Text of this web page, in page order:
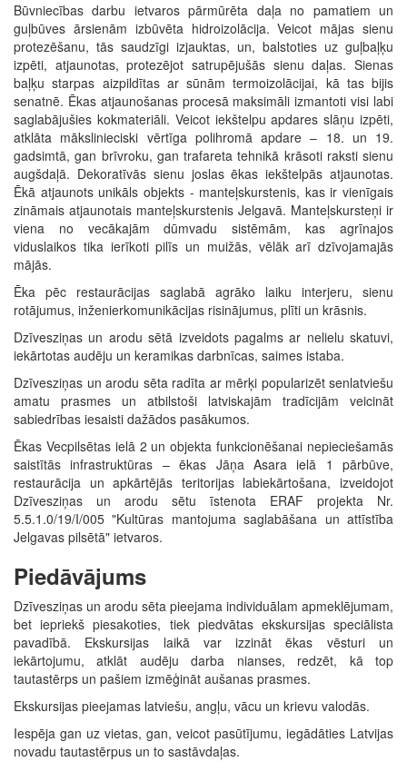
Būvniecības darbu ietvaros pārmūrēta daļa no pamatiem un
guļbūves ārsienām izbūvēta hidroizolācija. Veicot mājas sienu
protezēšanu, tās saudzīgi izjauktas, un, balstoties uz guļbaļķu
izpēti, atjaunotas, protezējot satrupējušās sienu daļas. Sienas
baļķu starpas aizpildītas ar sūnām termoizolācijai, kā tas bijis
senatnē. Ēkas atjaunošanas procesā maksimāli izmantoti visi labi
saglabājušies kokmateriāli. Veicot iekštelpu apdares slāņu izpēti,
atklāta mākslinieciski vērtīga polihromā apdare – 18. un 19.
gadsimtā, gan brīvroku, gan trafareta tehnikā krāsoti raksti sienu
augšdaļā. Dekoratīvās sienu joslas ēkas iekštelpās atjaunotas.
Ēkā atjaunots unikāls objekts - manteļskurstenis, kas ir vienīgais
zināmais atjaunotais manteļskurstenis Jelgavā. Manteļskursteņi ir
viena no vecākajām dūmvadu sistēmām, kas agrīnajos
viduslaikos tika ierīkoti pilīs un muižās, vēlāk arī dzīvojamajās
mājās.
Ēka pēc restaurācijas saglabā agrāko laiku interjeru, sienu
rotājumus, inženierkomunikācijas risinājumus, plīti un krāsnis.
Dzīvesziņas un arodu sētā izveidots pagalms ar nelielu skatuvi,
iekārtotas audēju un keramikas darbnīcas, saimes istaba.
Dzīvesziņas un arodu sēta radīta ar mērķi popularizēt senlatviešu
amatu prasmes un atbilstoši latviskajām tradīcijām veicināt
sabiedrības iesaisti dažādos pasākumos.
Ēkas Vecpilsētas ielā 2 un objekta funkcionēšanai nepieciešamās
saistītās infrastruktūras – ēkas Jāņa Asara ielā 1 pārbūve,
restaurācija un apkārtējās teritorijas labiekārtošana, izveidojot
Dzīvesziņas un arodu sētu īstenota ERAF projekta Nr.
5.5.1.0/19/I/005 "Kultūras mantojuma saglabāšana un attīstība
Jelgavas pilsētā" ietvaros.
Piedāvājums
Dzīvesziņas un arodu sēta pieejama individuālam apmeklējumam,
bet iepriekš piesakoties, tiek piedvātas ekskursijas speciālista
pavadībā. Ekskursijas laikā var izzināt ēkas vēsturi un
iekārtojumu, atklāt audēju darba nianses, redzēt, kā top
tautastērps un pašiem izmēģināt aušanas prasmes.
Ekskursijas pieejamas latviešu, angļu, vācu un krievu valodās.
Iespēja gan uz vietas, gan, veicot pasūtījumu, iegādāties Latvijas
novadu tautastērpus un to sastāvdaļas.